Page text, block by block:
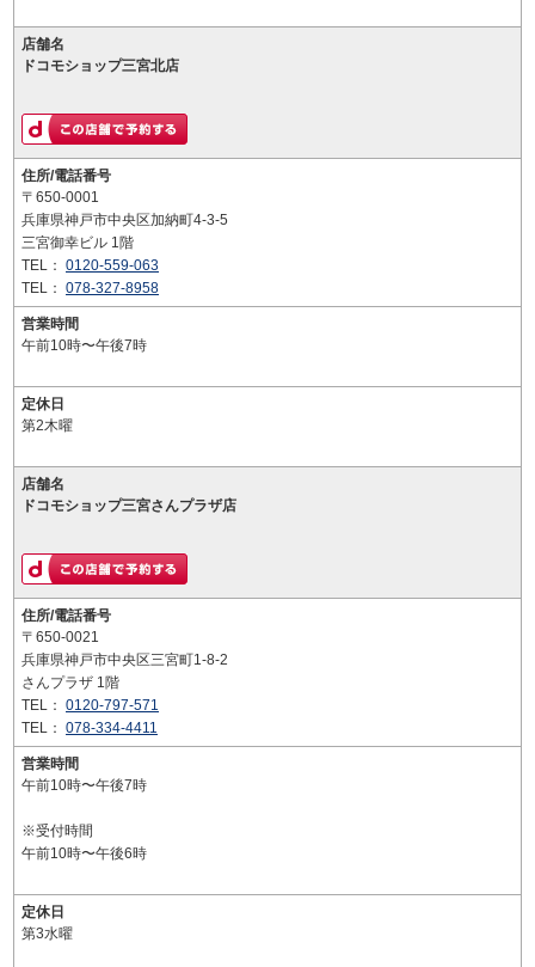
店舗名
ドコモショップ三宮北店
住所/電話番号
〒650-0001
兵庫県神戸市中央区加納町4-3-5
三宮御幸ビル 1階
TEL： 0120-559-063
TEL： 078-327-8958
営業時間
午前10時〜午後7時
定休日
第2木曜
店舗名
ドコモショップ三宮さんプラザ店
住所/電話番号
〒650-0021
兵庫県神戸市中央区三宮町1-8-2
さんプラザ 1階
TEL： 0120-797-571
TEL： 078-334-4411
営業時間
午前10時〜午後7時
※受付時間
午前10時〜午後6時
定休日
第3水曜